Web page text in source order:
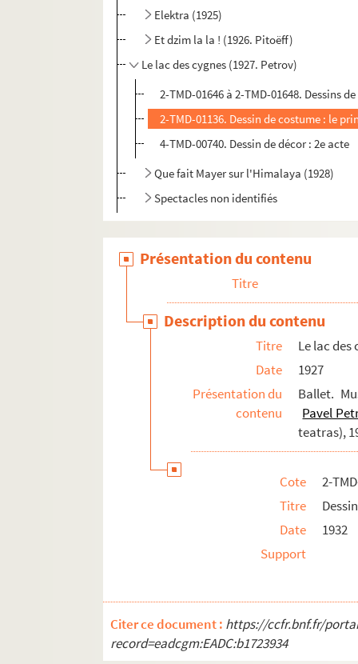
Elektra (1925)
Et dzim la la ! (1926. Pitoëff)
Le lac des cygnes (1927. Petrov)
2-TMD-01646 à 2-TMD-01648. Dessins
2-TMD-01136. Dessin de costume : le
4-TMD-00740. Dessin de décor : 2e acte
Que fait Mayer sur l'Himalaya (1928)
Spectacles non identifiés
Présentation du contenu
Titre
Description du contenu
Titre
Le lac des
Date
1927
Présentation du
contenu
Ballet.
Pavel
teatras),
Cote
2-
Titre
Date
1932
Support
Citer ce document : https://ccfr.bnf.fr/
record=eadcgm:EADC:b1723934